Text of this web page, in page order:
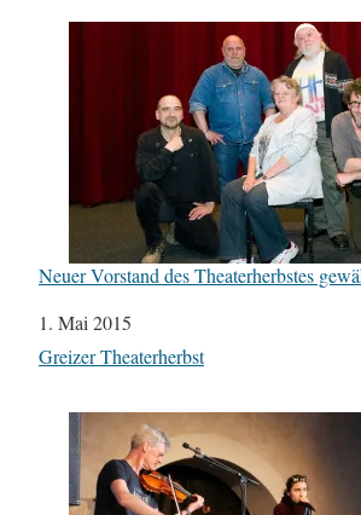
Neuer Vorstand des Theaterherbstes
Datum
1. Mai 2015
In Bezug auf
Greizer Theaterherbst